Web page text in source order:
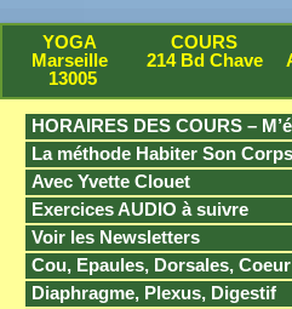
YOGA
Marseille
13005
COURS
214 Bd Chave
HORAIRES DES COURS –
La méthode Habiter Son Corps
Avec Yvette Clouet
Exercices AUDIO à suivre
Voir les Newsletters
Cou, Epaules, Dorsales, Coeur
Diaphragme, Plexus, Digestif